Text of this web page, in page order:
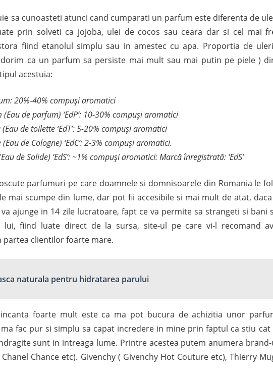
sa cunoasteti atunci cand cumparati un parfum este diferenta de
prin solveti ca jojoba, ulei de cocos sau ceara dar si cel mai
fiind etanolul simplu sau in amestec cu apa. Proportia de
ca un parfum sa persiste mai mult sau mai putin pe piele )
acestuia:
20%-40% compuși aromatici
de parfum) ‘EdP’: 10-30% compuși aromatici
de toilette ‘EdT’: 5-20% compuși aromatici
de Cologne) ‘EdC’: 2-3% compuși aromatici.
de Solide) ‘EdS’: ~1% compuși aromatici: Marcă înregistrată: ‘EdS’
parfumuri pe care doamnele si domnisoarele din Romania le
mai scumpe din lume, dar pot fii accesibile si mai mult de atat,
ajunge in 14 zile lucratoare, fapt ce va permite sa strangeti si bani
lui, fiind luate direct de la sursa, site-ul pe care vi-l recomand
partea clientilor foarte mare.
naturala pentru hidratarea parului
foarte mult este ca ma pot bucura de achizitia unor
fac pur si simplu sa capat incredere in mine prin faptul ca stiu cat
sunt in intreaga lume. Printre acestea putem anumera brand-
Chanel Chance etc). Givenchy ( Givenchy Hot Couture etc), Thierry